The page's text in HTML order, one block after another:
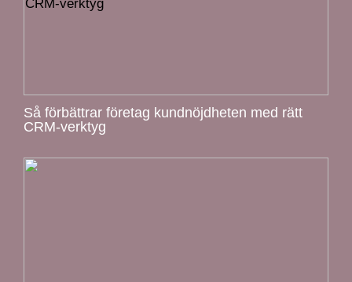
Så förbättrar företag kundnöjdheten med rätt
CRM-verktyg